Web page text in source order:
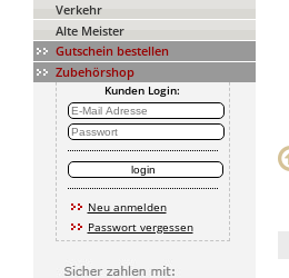
Verkehr
Alte Meister
Gutschein bestellen
Zubehörshop
Kunden Login:
Neu anmelden
Passwort vergessen